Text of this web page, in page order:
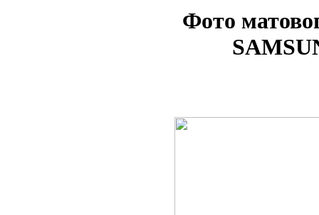
Фото